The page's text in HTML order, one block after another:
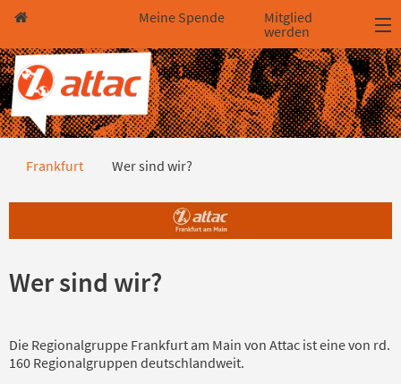
Direkt zum Hauptinhalt springen
Direkt zur Haupt-Navigation springen
Direkt zur Service-Navigation springen
Direkt zur Footer-Navigation springen
Direkt zum Footerinhalt springen
Meine Spende
Mitglied
werden
Wer sind wir?
Frankfurt Wer sind wir?
Wer sind wir?
Die Regionalgruppe Frankfurt am Main von Attac ist eine von rd.
160 Regionalgruppen deutschlandweit.